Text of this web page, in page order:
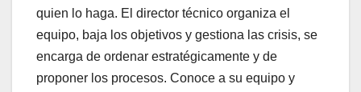
quien lo haga. El director técnico organiza el
equipo, baja los objetivos y gestiona las crisis, se
encarga de ordenar estratégicamente y de
proponer los procesos. Conoce a su equipo y